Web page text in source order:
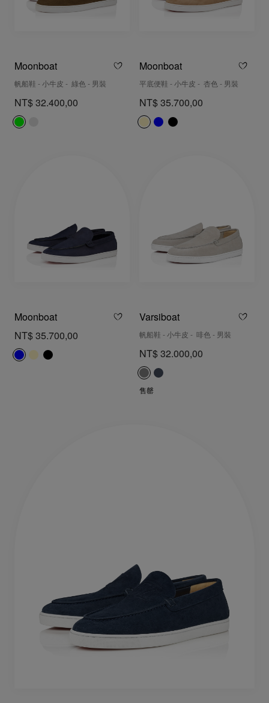
Moonboat
帆船鞋 - 小牛皮 - 綠色 - 男裝
NT$ 32.400,00
Moonboat
平底便鞋 - 小牛皮 - 杏色 - 男裝
NT$ 35.700,00
Moonboat
NT$ 35.700,00
Varsiboat
帆船鞋 - 小牛皮 - 啡色 - 男裝
NT$ 32.000,00
售罄